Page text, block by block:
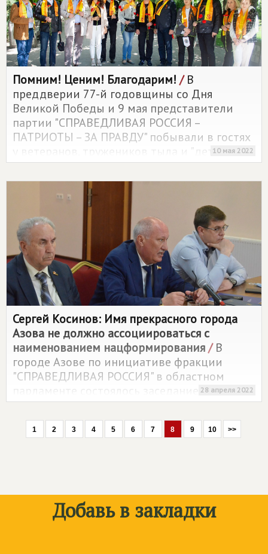
Помним! Ценим! Благодарим! /В
преддверии 77-й годовщины со Дня
Великой Победы и 9 мая представители
партии "СПРАВЕДЛИВАЯ РОССИЯ –
ПАТРИОТЫ – ЗА ПРАВДУ" побывали в гостях
у ветеранов, тружеников тыла и "детей
войны", а также в различных населенных
пунктах Ростовской области возложили
цветы к Вечному огню и почтили минутой
молчания память павших в Великой
Отечественной войне.
10 мая 2022
Сергей Косинов: Имя прекрасного города
Азова не должно ассоциироваться с
наименованием нацформирования/В
городе Азове по инициативе фракции
"СПРАВЕДЛИВАЯ РОССИЯ" в областном
парламенте состоялось заседание круглого
стола на тему "Гордость России – город
Азов".
28 апреля 2022
1 2 3 4 5 6 7 8 9 10 >>
Добавь в закладки